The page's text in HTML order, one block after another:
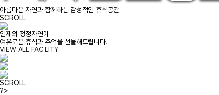
아름다운 자연과 함께하는 감성적인 휴식공간
SCROLL
인제의 청정자연이
여유로운 휴식과 추억을 선물해드립니다.
VIEW ALL FACILITY
SCROLL
?>